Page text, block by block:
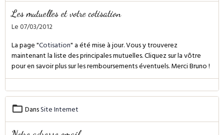
Les mutuelles et votre cotisation
Le 07/03/2012
La page "Cotisation" a été mise à jour. Vous y trouverez
maintenant la liste des principales mutuelles. Cliquez sur la vôtre
pour en savoir plus sur les remboursements éventuels. Merci Bruno !
DansSite Internet